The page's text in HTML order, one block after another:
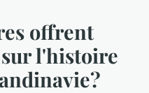
offrent
l'histoire